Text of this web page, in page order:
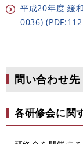
平成20年度 緩
0036)
問い合わせ先
各研修会に関